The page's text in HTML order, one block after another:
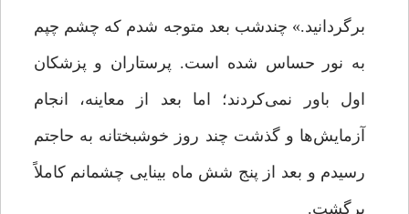
برگردانید.» چندشب بعد متوجه شدم که چشم چپم
به نور حساس شده است. پرستاران و پزشکان
اول باور نمی‌کردند؛ اما بعد از معاینه، انجام
آزمایش‌ها و گذشت چند روز خوشبختانه‌ به حاجتم
رسیدم و بعد از پنج شش ‌ماه بینایی چشمانم کاملاً
برگشت.